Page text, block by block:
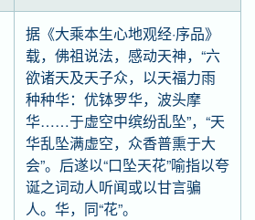
据《大乘本生心地观经·序品》
载，佛祖说法，感动天神，“六
欲诸天及天子众，以天福力雨
种种华：优钵罗华，波头摩
华……于虚空中缤纷乱坠”，“天
华乱坠满虚空，众香普熏于大
会”。后遂以“口坠天花”喻指以夸
诞之词动人听闻或以甘言骗
人。华，同“花”。